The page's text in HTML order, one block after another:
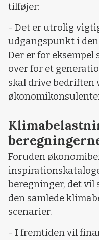
tilføjer:
- Det er utrolig
udgangspunkt i
Der er for eksempel
over for et
skal drive bedriften
Foruden
beregninger, det vil
den samlede
scenarier.
- I fremtiden vil